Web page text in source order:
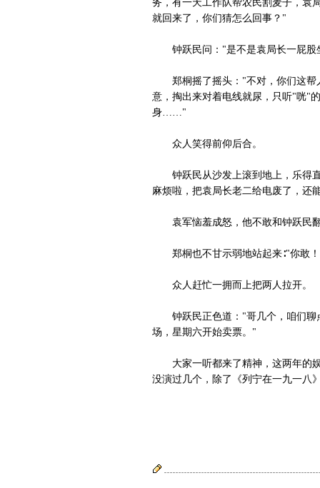
务，有一天工作队帮农民割麦子，袁
就回来了，你们猜怎么回事？"
钟跃民问："是不是袁局长一屁股
郑桐摇了摇头："不对，你们这帮
意，掏出来对着电线就尿，只听"咣"
身……"
众人笑得前仰后合。
钟跃民从沙发上滚到地上，乐得直
麻烦啦，把袁局长老二给电废了，还
袁军恼羞成怒，他不敢和钟跃民翻
郑桐也不甘示弱地站起来∶"你敢
众人赶忙一拥而上把两人拉开。
钟跃民正色道："哥几个，咱们聊
场，星期六开始卖票。"
大家一听都来了精神，这两年的娱
没演过几个，除了《列宁在一九一八